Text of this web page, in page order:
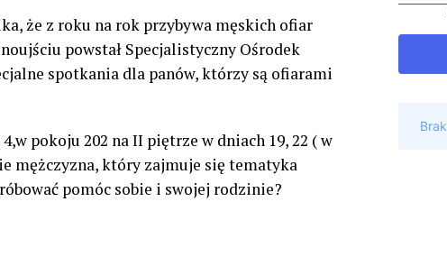
że z roku na rok przybywa męskich ofiar
powstał Specjalistyczny Ośrodek
spotkania dla panów, którzy są ofiarami
pokoju 202 na II piętrze w dniach 19, 22 ( w
mężczyzna, który zajmuje się tematyka
pomóc sobie i swojej rodzinie?